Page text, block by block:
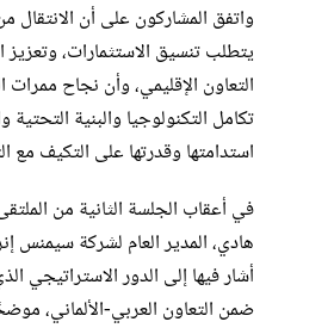
واتفق المشاركون على أن الانتقال
يتطلب تنسيق الاستثمارات، وتعزيز
التعاون الإقليمي، وأن نجاح
تكامل التكنولوجيا والبنية
استدامتها وقدرتها على التكيف مع
في أعقاب الجلسة الثانية من
هادي، المدير العام لشركة سيمنس
أشار فيها إلى الدور الاستراتيجي
ضمن التعاون العربي-الألماني،